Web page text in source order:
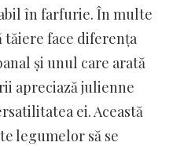
în farfurie. În multe
tăiere face diferența
și unul care arată
apreciază julienne
ei. Această
legumelor să se